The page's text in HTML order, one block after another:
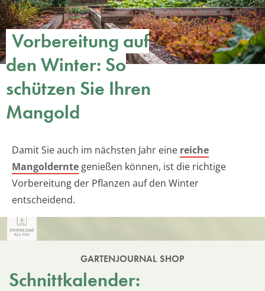
Vorbereitung auf
den Winter: So
schützen Sie Ihren
Mangold
Damit Sie auch im nächsten Jahr eine reiche
Mangoldernte genießen können, ist die richtige
Vorbereitung der Pflanzen auf den Winter
entscheidend.
GARTENJOURNAL SHOP
Schnittkalender: